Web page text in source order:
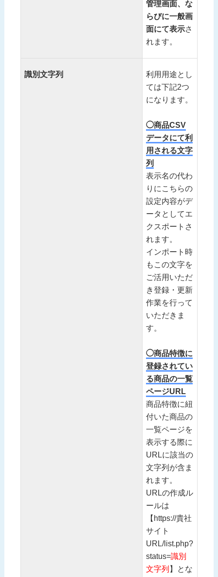
管理画面、な
らびに一般画
面にて表示さ
れます。
識別文字列
利用用途とし
ては下記2つ
になります。
◯商品CSV
データにて利
用される文字
列
表示名の代わ
りにこちらの
設定内容がデ
ータとしてエ
クスポートさ
れます。
インポート時
もこの文字を
ご活用いただ
き登録・更新
作業を行って
いただきま
す。
◯商品特徴に
登録されてい
る商品の一覧
ページURL
商品特徴に紐
付いた商品の
一覧ページを
表示する際に
URLに該当の
文字列が含ま
れます。
URLの作成ル
ールは
【https://貴社
サイト
URL/list.php?
status=識別
文字列 】とな